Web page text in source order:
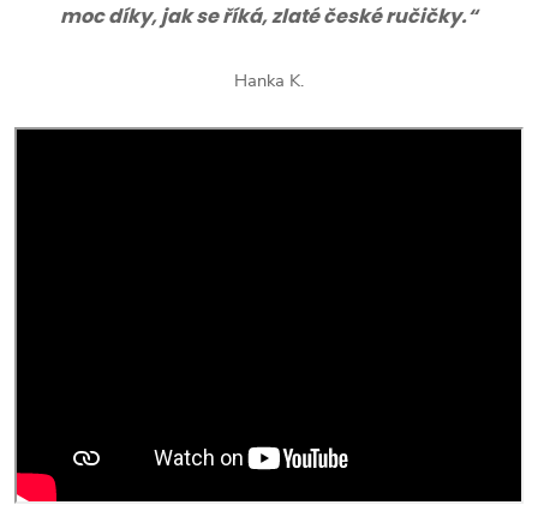
moc díky, jak se říká, zlaté české ručičky.“
Hanka K.